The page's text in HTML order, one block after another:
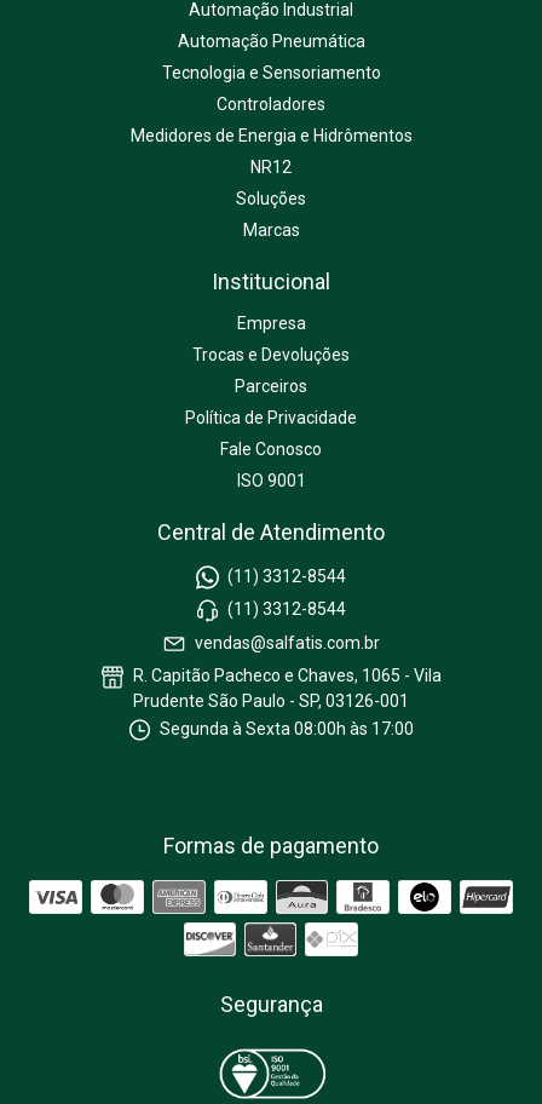
Automação Industrial
Automação Pneumática
Tecnologia e Sensoriamento
Controladores
Medidores de Energia e Hidrômentos
NR12
Soluções
Marcas
Institucional
Empresa
Trocas e Devoluções
Parceiros
Política de Privacidade
Fale Conosco
ISO 9001
Central de Atendimento
(11) 3312-8544
(11) 3312-8544
vendas@salfatis.com.br
R. Capitão Pacheco e Chaves, 1065 - Vila
Prudente São Paulo - SP, 03126-001
Segunda à Sexta 08:00h às 17:00
Formas de pagamento
Segurança